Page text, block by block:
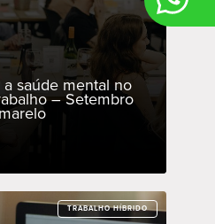
saúde mental no
– Setembro
TRABALHO HÍBRIDO
TRABALHO HÍBRIDO